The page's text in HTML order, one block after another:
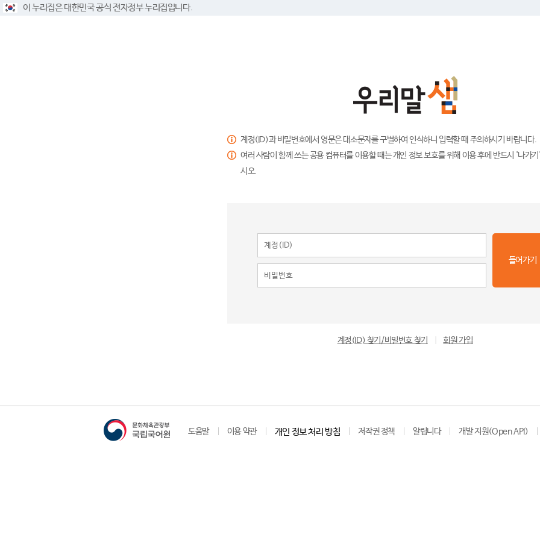
이 누리집은 대한민국 공식 전자정부 누리집입니다.
계정(ID)과 비밀번호에서 영문은 대소문자를 구별하여 인식하니 입력할 때 주의하시기 바랍니다.
여러 사람이 함께 쓰는 공용 컴퓨터를 이용할 때는 개인 정보 보호를 위해 이용 후에 반드시 '나가
시오.
들어가기
계정(ID) 찾기/비밀번호 찾기 회원 가입
도움말 이용 약관 개인 정보 처리 방침 저작권 정책 알립니다 개발 지원(Open API)